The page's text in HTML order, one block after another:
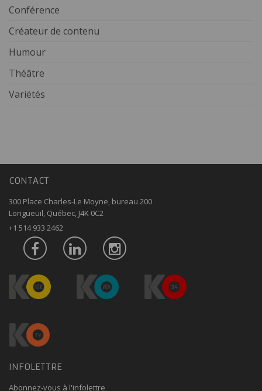
Conférence
Créateur de contenu
Humour
Théâtre
Variétés
CONTACT
300 Place Charles-Le Moyne, bureau 200
Longueuil, Québec, J4K 0C2
+1 514 933 2462
INFOLETTRE
Abonnez-vous à l'infolettre